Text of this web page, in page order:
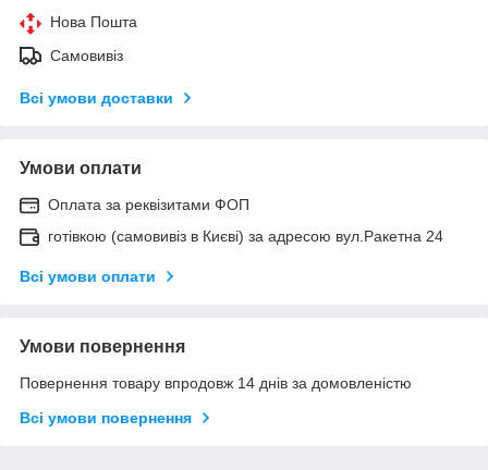
Нова Пошта
Самовивіз
Всі умови доставки
Умови оплати
Оплата за реквізитами ФОП
готівкою (самовивіз в Києві) за адресою вул.Ракетна 24
Всі умови оплати
Умови повернення
Повернення товару впродовж 14 днів за домовленістю
Всі умови повернення